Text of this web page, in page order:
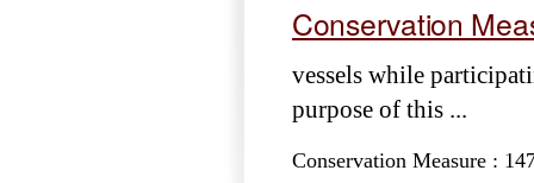
Conservation
vessels while
purpose of this ...
Conservation Measure :